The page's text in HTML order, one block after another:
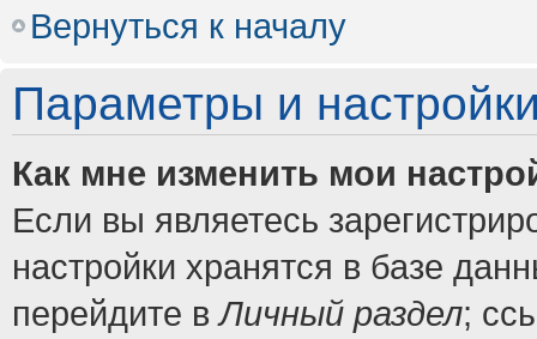
Вернуться к началу
Параметры и
Как мне изменить мои
Если вы являетесь
настройки хранятся в базе
перейдите вЛичный раздел;